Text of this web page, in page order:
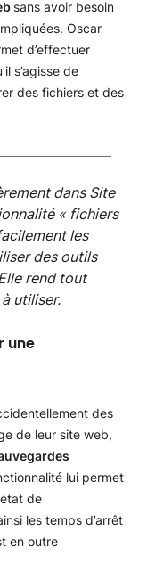
sans avoir besoin
Oscar
d’effectuer
s’agisse de
des fichiers et des
dans Site
« fichiers
les
des outils
rend tout
utiliser.
une
des
de leur site web,
lui permet
de
les temps d’arrêt
en outre